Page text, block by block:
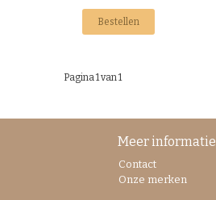
Bestellen
Pagina 1 van 1
Meer informatie
Contact
Onze merken